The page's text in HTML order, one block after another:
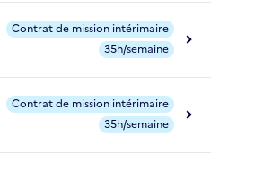
Contrat de mission intérimaire
35h/semaine
Contrat de mission intérimaire
35h/semaine